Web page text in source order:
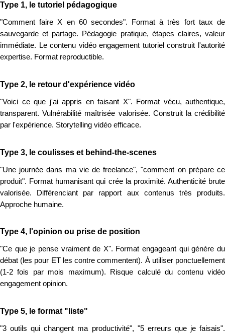
Type 1, le tutoriel pédagogique
"Comment faire X en 60 secondes". Format à très fort taux de
sauvegarde et partage. Pédagogie pratique, étapes claires, valeur
immédiate. Le contenu vidéo engagement tutoriel construit l'autorité
expertise. Format reproductible.
Type 2, le retour d'expérience vidéo
"Voici ce que j'ai appris en faisant X". Format vécu, authentique,
transparent. Vulnérabilité maîtrisée valorisée. Construit la crédibilité
par l'expérience. Storytelling vidéo efficace.
Type 3, le coulisses et behind-the-scenes
"Une journée dans ma vie de freelance", "comment on prépare ce
produit". Format humanisant qui crée la proximité. Authenticité brute
valorisée. Différenciant par rapport aux contenus très produits.
Approche humaine.
Type 4, l'opinion ou prise de position
"Ce que je pense vraiment de X". Format engageant qui génère du
débat (les pour ET les contre commentent). À utiliser ponctuellement
(1-2 fois par mois maximum). Risque calculé du contenu vidéo
engagement opinion.
Type 5, le format "liste"
"3 outils qui changent ma productivité", "5 erreurs que je faisais".